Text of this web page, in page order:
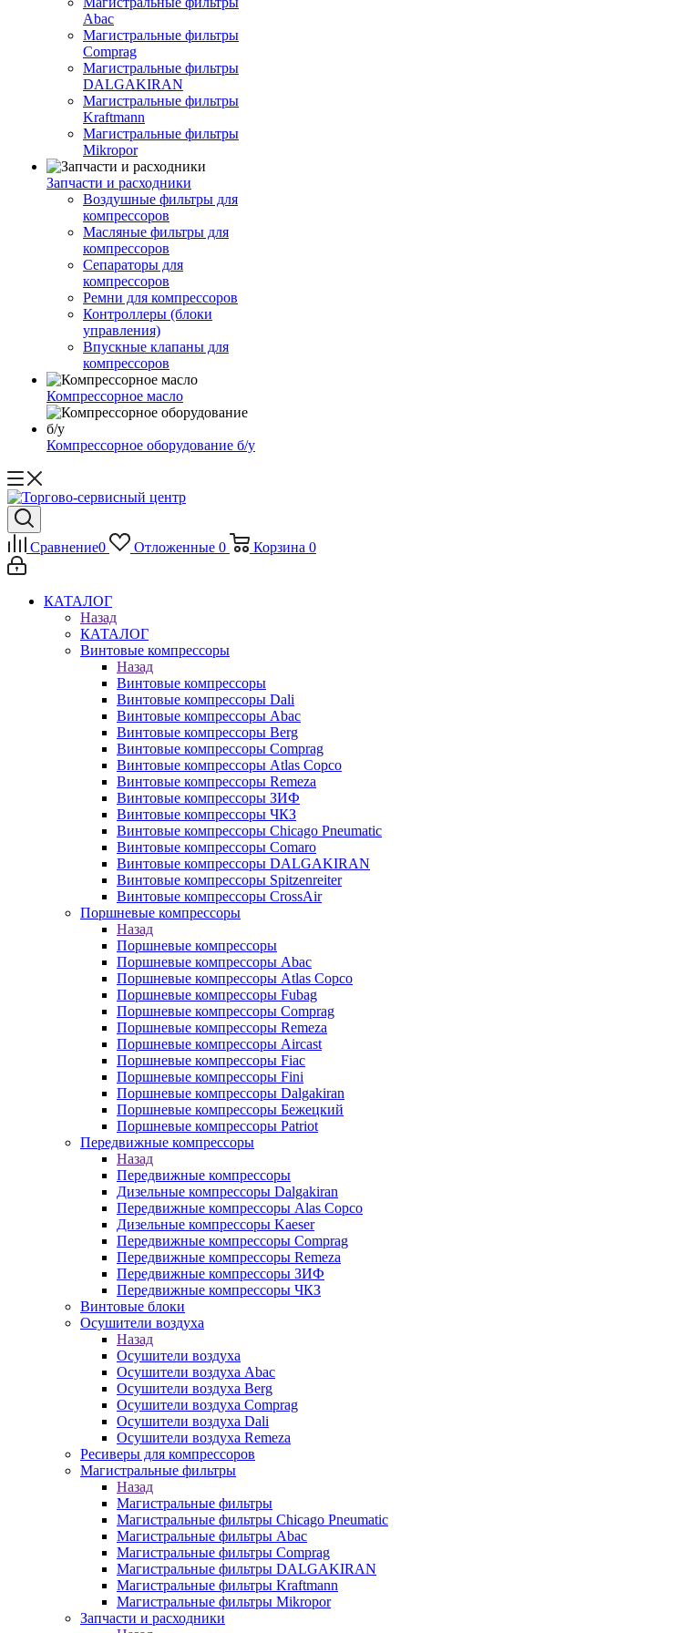
Abac
Магистральные фильтры
Comprag
Магистральные фильтры
DALGAKIRAN
Магистральные фильтры
Kraftmann
Магистральные фильтры
Mikropor
Запчасти и расходники
Воздушные фильтры для
компрессоров
Масляные фильтры для
компрессоров
Сепараторы для
компрессоров
Ремни для компрессоров
Контроллеры (блоки
управления)
Впускные клапаны для
компрессоров
Компрессорное масло
Компрессорное оборудование б/у
Сравнение0 Отложенные 0 Корзина 0
КАТАЛОГ
Назад
КАТАЛОГ
Винтовые компрессоры
Назад
Винтовые компрессоры
Винтовые компрессоры Dali
Винтовые компрессоры Abac
Винтовые компрессоры Berg
Винтовые компрессоры Comprag
Винтовые компрессоры Atlas Copco
Винтовые компрессоры Remeza
Винтовые компрессоры ЗИФ
Винтовые компрессоры ЧКЗ
Винтовые компрессоры Chicago Pneumatic
Винтовые компрессоры Comaro
Винтовые компрессоры DALGAKIRAN
Винтовые компрессоры Spitzenreiter
Винтовые компрессоры CrossAir
Поршневые компрессоры
Назад
Поршневые компрессоры
Поршневые компрессоры Abac
Поршневые компрессоры Atlas Copco
Поршневые компрессоры Fubag
Поршневые компрессоры Comprag
Поршневые компрессоры Remeza
Поршневые компрессоры Aircast
Поршневые компрессоры Fiac
Поршневые компрессоры Fini
Поршневые компрессоры Dalgakiran
Поршневые компрессоры Бежецкий
Поршневые компрессоры Patriot
Передвижные компрессоры
Назад
Передвижные компрессоры
Дизельные компрессоры Dalgakiran
Передвижные компрессоры Alas Copco
Дизельные компрессоры Kaeser
Передвижные компрессоры Comprag
Передвижные компрессоры Remeza
Передвижные компрессоры ЗИФ
Передвижные компрессоры ЧКЗ
Винтовые блоки
Осушители воздуха
Назад
Осушители воздуха
Осушители воздуха Abac
Осушители воздуха Berg
Осушители воздуха Comprag
Осушители воздуха Dali
Осушители воздуха Remeza
Ресиверы для компрессоров
Магистральные фильтры
Назад
Магистральные фильтры
Магистральные фильтры Chicago Pneumatic
Магистральные фильтры Abac
Магистральные фильтры Comprag
Магистральные фильтры DALGAKIRAN
Магистральные фильтры Kraftmann
Магистральные фильтры Mikropor
Запчасти и расходники